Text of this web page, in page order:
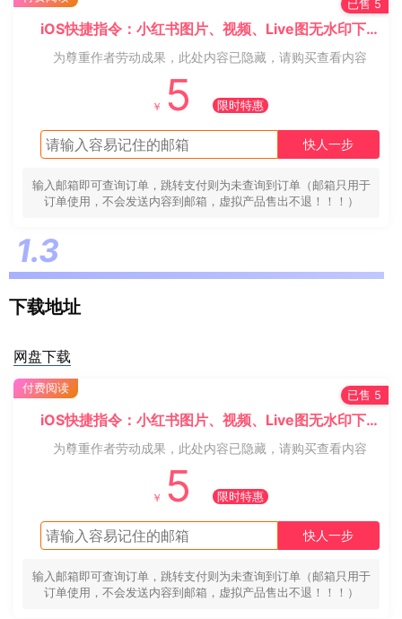
iOS快捷指令：小红书图片、视频、Live图无水印下载
为尊重作者劳动成果，此处内容已隐藏，请购买查看内容
￥ 5 限时特惠
快人一步
输入邮箱即可查询订单，跳转支付则为未查询到订单（邮箱只用于
订单使用，不会发送内容到邮箱，虚拟产品售出不退！！！）
已售 5
下载地址
网盘下载
iOS快捷指令：小红书图片、视频、Live图无水印下载
为尊重作者劳动成果，此处内容已隐藏，请购买查看内容
￥ 5 限时特惠
快人一步
输入邮箱即可查询订单，跳转支付则为未查询到订单（邮箱只用于
订单使用，不会发送内容到邮箱，虚拟产品售出不退！！！）
付费阅读
已售 5